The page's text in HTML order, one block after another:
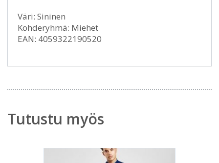
Väri: Sininen
Kohderyhmä: Miehet
EAN: 4059322190520
Tutustu myös